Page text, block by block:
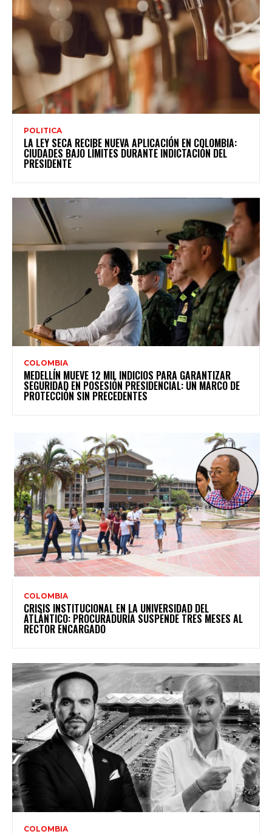
POLITICA
LA LEY SECA RECIBE NUEVA APLICACIÓN EN COLOMBIA:
CIUDADES BAJO LÍMITES DURANTE INDICTACIÓN DEL
PRESIDENTE
COLOMBIA
MEDELLÍN MUEVE 12 MIL INDICIOS PARA GARANTIZAR
SEGURIDAD EN POSESIÓN PRESIDENCIAL: UN MARCO DE
PROTECCIÓN SIN PRECEDENTES
COLOMBIA
CRISIS INSTITUCIONAL EN LA UNIVERSIDAD DEL
ATLÁNTICO: PROCURADURÍA SUSPENDE TRES MESES AL
RECTOR ENCARGADO
COLOMBIA